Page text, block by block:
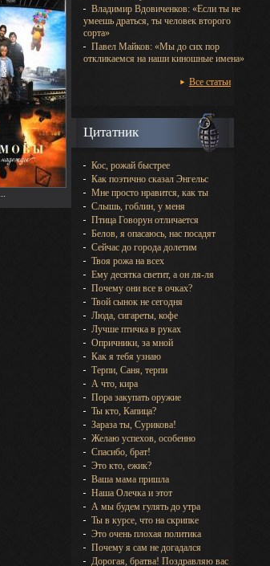
...
Владимир Вдовиченков: «Если ты не
умеешь драться, ты человек второго
сорта»
Павел Майков: «Мы до сих пор
откликаемся на наши киношные имена»
Все статьи
Цитатник
Кос, рожай быстрее
Как поэтично сказал Энгельс
Мне просто нравится, как ты
Слышь, гоблин, у меня
Птица Говорун отличается
Белов, я опасаюсь, нас посадят
Сейчас до города долетим
Твоя рожа на всех
Ему десятка светит, а он ля-ля
Почему они все в очках?
Твой сынок не сегодня
Люда, сигареты, кофе
Лучше птичка в руках
Опричники, за мной
Как я тебя узнаю
Терпи, Саня, терпи
А что, кира
Пора закупать оружие
Ты кто, Капица?
Зараза ты, Сурикова!
Желаю успехов, особенно
Спасибо, брат!
Это кто, ежик?
Ваша мама пришла
Наша Олечка и этот
А мы будем гулять до утра
Ты в курсе, что на скрипке
Это очень плохая политика
Почему я сам не догадался
Дорогая, братва! Поздравляю вас